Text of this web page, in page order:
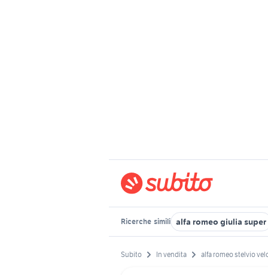
Ricerche simili alfa romeo giulia super
Subito In vendita alfa romeo stelvio